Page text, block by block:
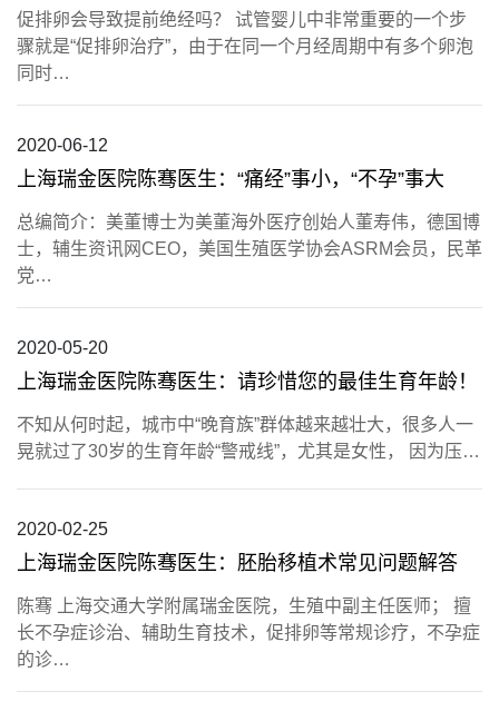
促排卵会导致提前绝经吗？ 试管婴儿中非常重要的一个步
骤就是“促排卵治疗”，由于在同一个月经周期中有多个卵泡
同时…
2020-06-12
上海瑞金医院陈骞医生：“痛经”事小，“不孕”事大
总编简介：美董博士为美董海外医疗创始人董寿伟，德国博
士，辅生资讯网CEO，美国生殖医学协会ASRM会员，民革
党…
2020-05-20
上海瑞金医院陈骞医生：请珍惜您的最佳生育年龄！
不知从何时起，城市中“晚育族”群体越来越壮大，很多人一
晃就过了30岁的生育年龄“警戒线”，尤其是女性， 因为压…
2020-02-25
上海瑞金医院陈骞医生：胚胎移植术常见问题解答
陈骞 上海交通大学附属瑞金医院，生殖中副主任医师； 擅
长不孕症诊治、辅助生育技术，促排卵等常规诊疗，不孕症
的诊…